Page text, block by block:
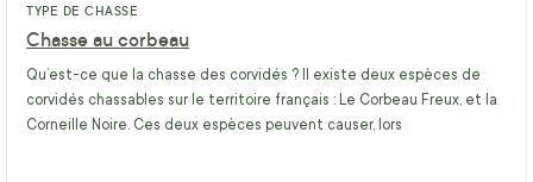
TYPE DE CHASSE
Chasse au corbeau
Qu’est-ce que la chasse des corvidés ? Il existe deux espèces de
corvidés chassables sur le territoire français : Le Corbeau Freux, et la
Corneille Noire. Ces deux espèces peuvent causer, lors